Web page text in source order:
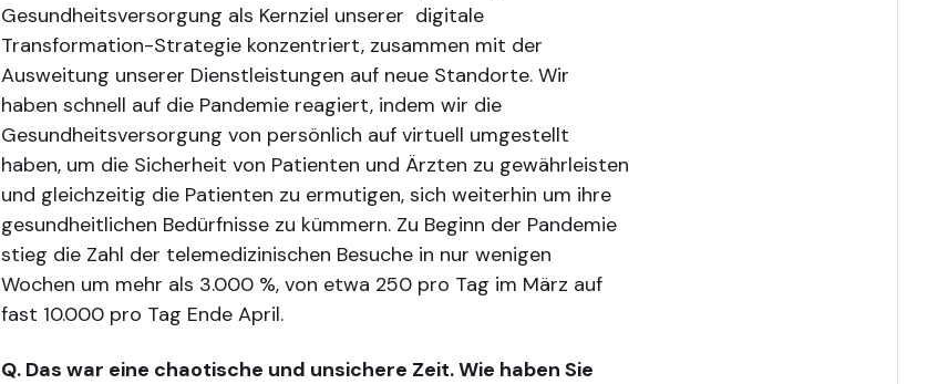
Gesundheitsversorgung als Kernziel unserer digitale
Transformation-Strategie konzentriert, zusammen mit der
Ausweitung unserer Dienstleistungen auf neue Standorte. Wir
haben schnell auf die Pandemie reagiert, indem wir die
Gesundheitsversorgung von persönlich auf virtuell umgestellt
haben, um die Sicherheit von Patienten und Ärzten zu gewährleisten
und gleichzeitig die Patienten zu ermutigen, sich weiterhin um ihre
gesundheitlichen Bedürfnisse zu kümmern. Zu Beginn der Pandemie
stieg die Zahl der telemedizinischen Besuche in nur wenigen
Wochen um mehr als 3.000 %, von etwa 250 pro Tag im März auf
fast 10.000 pro Tag Ende April.
Q. Das war eine chaotische und unsichere Zeit. Wie haben Sie